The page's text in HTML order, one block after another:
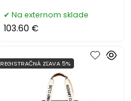
Na externom sklade
103.60 €
REGISTRAČNÁ ZĽAVA 5%